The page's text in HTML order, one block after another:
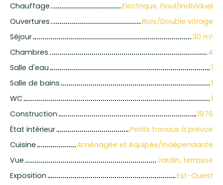
Chauffage
Electrique, Fioul/Individuel
Ouvertures
Bois/Double vitrage
Séjour
30 m²
Chambres
4
Salle d'eau
1
Salle de bains
1
WC
1
Construction
1976
État intérieur
Petits travaux à prévoir
Cuisine
Aménagée et équipée/Indépendante
Vue
Jardin, terrasse
Exposition
Est-Ouest